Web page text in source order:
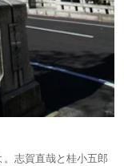
志賀直哉と桂小五郎